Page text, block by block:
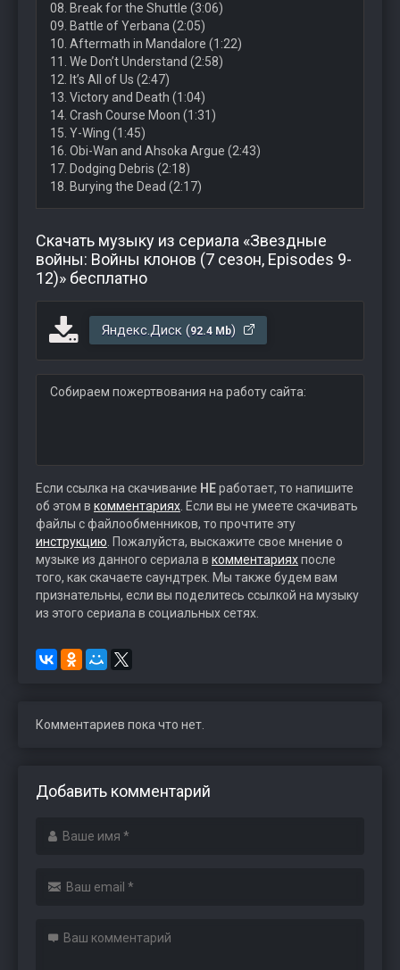
08. Break for the Shuttle (3:06)
09. Battle of Yerbana (2:05)
10. Aftermath in Mandalore (1:22)
11. We Don’t Understand (2:58)
12. It’s All of Us (2:47)
13. Victory and Death (1:04)
14. Crash Course Moon (1:31)
15. Y-Wing (1:45)
16. Obi-Wan and Ahsoka Argue (2:43)
17. Dodging Debris (2:18)
18. Burying the Dead (2:17)
Скачать музыку из сериала «Звездные
войны: Войны клонов (7 сезон, Episodes 9-
12)» бесплатно
Яндекс.Диск (92.4 Mb)
Собираем пожертвования на работу сайта:
Если ссылка на скачивание НЕработает, то напишите
об этом в комментариях . Если вы не умеете скачивать
файлы с файлообменников, то прочтите эту
инструкцию . Пожалуйста, выскажите свое мнение о
музыке из данного сериала в комментарияхпосле
того, как скачаете саундтрек. Мы также будем вам
признательны, если вы поделитесь ссылкой на музыку
из этого сериала в социальных сетях.
Комментариев пока что нет.
Добавить комментарий